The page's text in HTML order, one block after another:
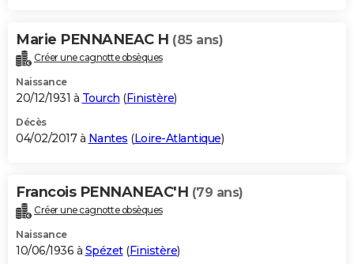
Marie PENNANEAC H (85 ans)
Créer une cagnotte obsèques
Naissance
20/12/1931 à Tourch (Finistère)
Décès
04/02/2017 à Nantes (Loire-Atlantique)
Francois PENNANEAC'H (79 ans)
Créer une cagnotte obsèques
Naissance
10/06/1936 à Spézet(Finistère)